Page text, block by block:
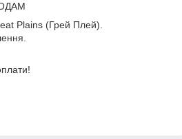
Plains (Грей Плей).